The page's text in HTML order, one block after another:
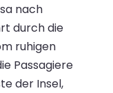
nach
durch die
ruhigen
Passagiere
der Insel,